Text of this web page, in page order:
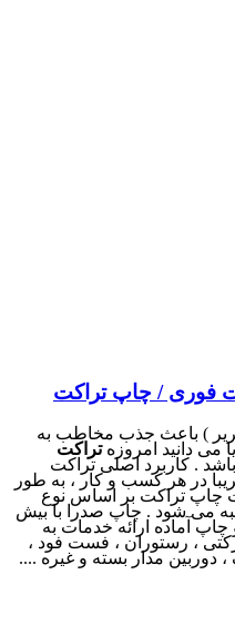
فوری / چاپ تراکت
) باعث جذب مخاطب به
دانید امروزهتراکت
. کاربرد اصلی تراکت
در هر کسب و کار ، به طور
چاپ تراکت بر اساس نوع
می شود . چاپ صدرا با بیش
چاپ آماده ارائه خدمات به
، رستوران ، فست فود ،
دوربین مدار بسته و غیره ....